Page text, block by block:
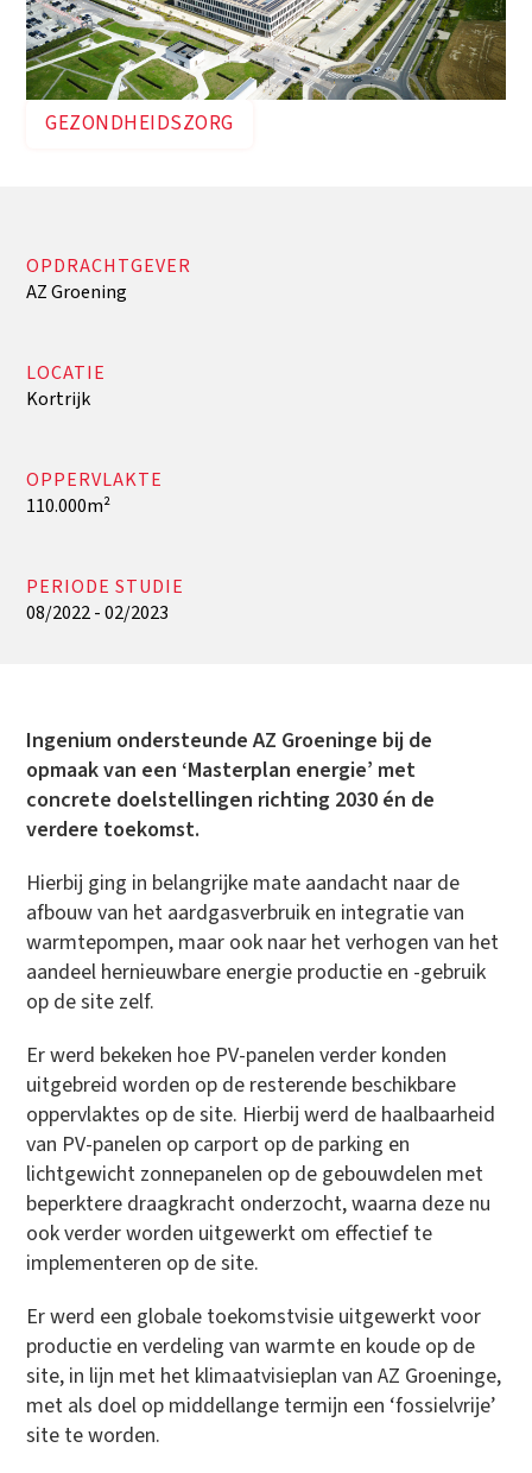
GEZONDHEIDSZORG
OPDRACHTGEVER
AZ Groening
LOCATIE
Kortrijk
OPPERVLAKTE
110.000m²
PERIODE STUDIE
08/2022 - 02/2023
Ingenium ondersteunde AZ Groeninge bij de
opmaak van een ‘Masterplan energie’ met
concrete doelstellingen richting 2030 én de
verdere toekomst.
Hierbij ging in belangrijke mate aandacht naar de
afbouw van het aardgasverbruik en integratie van
warmtepompen, maar ook naar het verhogen van het
aandeel hernieuwbare energie productie en -gebruik
op de site zelf.
Er werd bekeken hoe PV-panelen verder konden
uitgebreid worden op de resterende beschikbare
oppervlaktes op de site. Hierbij werd de haalbaarheid
van PV-panelen op carport op de parking en
lichtgewicht zonnepanelen op de gebouwdelen met
beperktere draagkracht onderzocht, waarna deze nu
ook verder worden uitgewerkt om effectief te
implementeren op de site.
Er werd een globale toekomstvisie uitgewerkt voor
productie en verdeling van warmte en koude op de
site, in lijn met het klimaatvisieplan van AZ Groeninge,
met als doel op middellange termijn een ‘fossielvrije’
site te worden.